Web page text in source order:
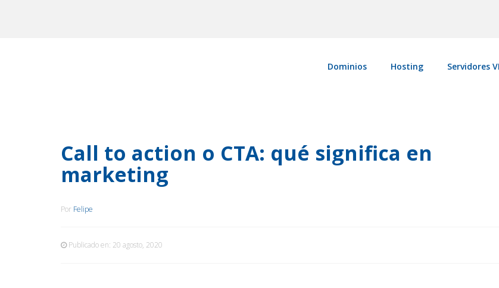
Dominios Hosting Servidores
Call to action o CTA: qué significa en
marketing
Por Felipe
Publicado en: 20 agosto, 2020